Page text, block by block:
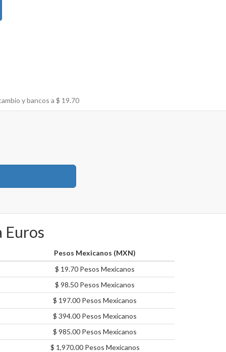
y bancos a $ 19.70
Euros
Pesos Mexicanos (MXN)
$ 19.70 Pesos Mexicanos
$ 98.50 Pesos Mexicanos
$ 197.00 Pesos Mexicanos
$ 394.00 Pesos Mexicanos
$ 985.00 Pesos Mexicanos
$ 1,970.00 Pesos Mexicanos